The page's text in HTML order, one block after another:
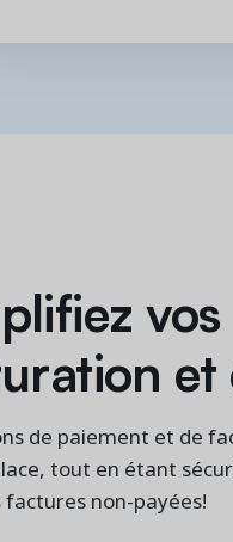
de paiement et de
tout en étant
factures non-payées!